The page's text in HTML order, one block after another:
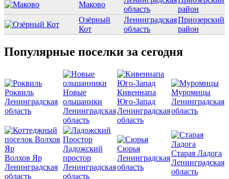
Маково
область
район
Озёрный
Кот
Ленинградская
область
Приозерский
район
Популярные поселки за сегодня
Роквиль
Ленинградская
область
Новые
ольшаники
Ленинградская
область
Кивеннапа
Юго-Запад
Ленинградская
область
Муромицы
Ленинградская
область
Волхов Яр
Ленинградская
область
Ладожский
простор
Ленинградская
область
Сюрья
Ленинградская
область
Старая Ладога
Ленинградская
область